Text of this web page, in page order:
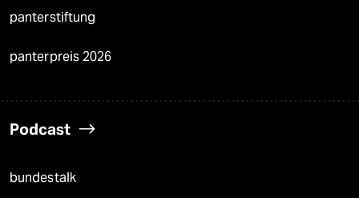
panterstiftung
panterpreis 2026
Podcast
bundestalk